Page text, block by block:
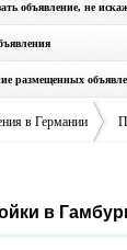
объявление, не
размещенных
в Германии
›
в